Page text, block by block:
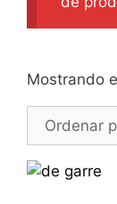
Mostrando